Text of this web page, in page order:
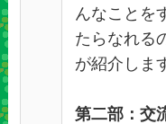
んなことを
たらなれる
が紹介しま
第二部：交